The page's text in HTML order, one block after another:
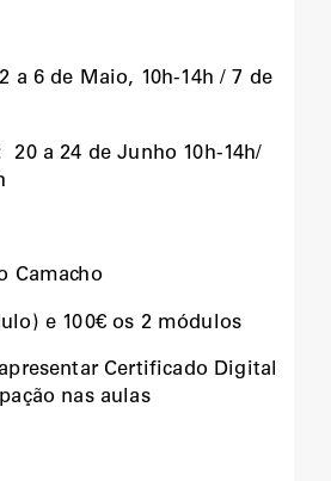
a 6 de Maio, 10h-14h / 7 de
de Junho 10h-14h/
Camacho
e 100€ os 2 módulos
Certificado Digital
nas aulas